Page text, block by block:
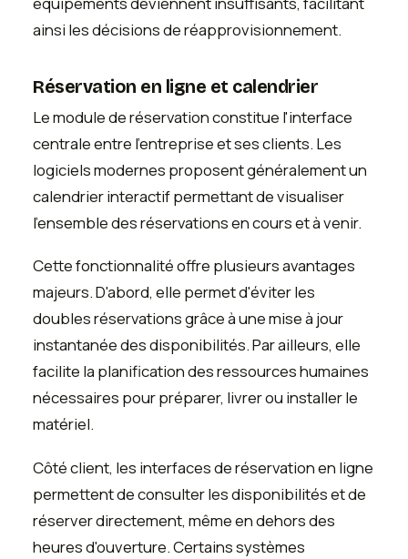
ainsi les décisions de réapprovisionnement.
Réservation en ligne et calendrier
Le module de réservation constitue l'interface
centrale entre l'entreprise et ses clients. Les
logiciels modernes proposent généralement un
calendrier interactif permettant de visualiser
l'ensemble des réservations en cours et à venir.
Cette fonctionnalité offre plusieurs avantages
majeurs. D'abord, elle permet d'éviter les
doubles réservations grâce à une mise à jour
instantanée des disponibilités. Par ailleurs, elle
facilite la planification des ressources humaines
nécessaires pour préparer, livrer ou installer le
matériel.
Côté client, les interfaces de réservation en ligne
permettent de consulter les disponibilités et de
réserver directement, même en dehors des
heures d'ouverture. Certains systèmes